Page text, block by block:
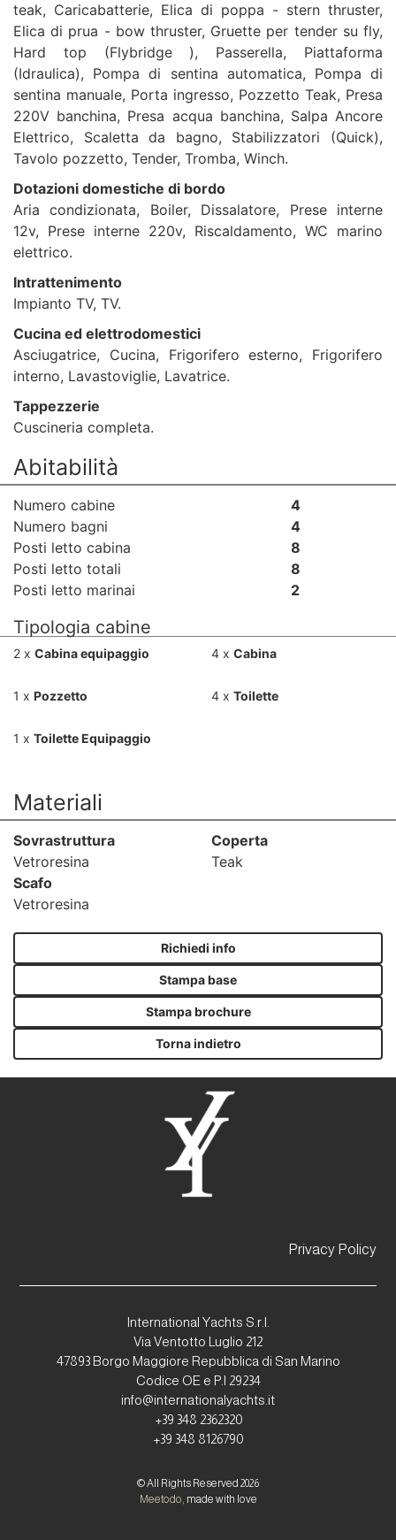
teak, Caricabatterie, Elica di poppa - stern thruster,
Elica di prua - bow thruster, Gruette per tender su fly,
Hard top (Flybridge ), Passerella, Piattaforma
(Idraulica), Pompa di sentina automatica, Pompa di
sentina manuale, Porta ingresso, Pozzetto Teak, Presa
220V banchina, Presa acqua banchina, Salpa Ancore
Elettrico, Scaletta da bagno, Stabilizzatori (Quick),
Tavolo pozzetto, Tender, Tromba, Winch.
Dotazioni domestiche di bordo
Aria condizionata, Boiler, Dissalatore, Prese interne
12v, Prese interne 220v, Riscaldamento, WC marino
elettrico.
Intrattenimento
Impianto TV, TV.
Cucina ed elettrodomestici
Asciugatrice, Cucina, Frigorifero esterno, Frigorifero
interno, Lavastoviglie, Lavatrice.
Tappezzerie
Cuscineria completa.
Abitabilità
Numero cabine
4
Numero bagni
4
Posti letto cabina
8
Posti letto totali
8
Posti letto marinai
2
Tipologia cabine
2 x Cabina equipaggio 4 x Cabina
1 x Pozzetto 4 x Toilette
1 x Toilette Equipaggio
Materiali
Sovrastruttura
Vetroresina
Coperta
Teak
Scafo
Vetroresina
Richiedi info
Stampa base
Stampa brochure
Torna indietro
Privacy Policy
International Yachts S.r.l.
Via Ventotto Luglio 212
47893 Borgo Maggiore Repubblica di San Marino
Codice OE e P.I 29234
info@internationalyachts.it
+39 348 2362320
+39 348 8126790
© All Rights Reserved 2026
Meetodo, made with love